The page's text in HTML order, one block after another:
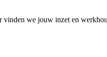
vinden we jouw inzet en